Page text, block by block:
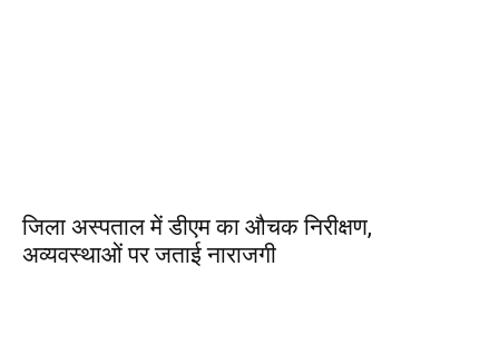
जिला अस्पताल में डीएम का औचक निरीक्षण,
अव्यवस्थाओं पर जताई नाराजगी